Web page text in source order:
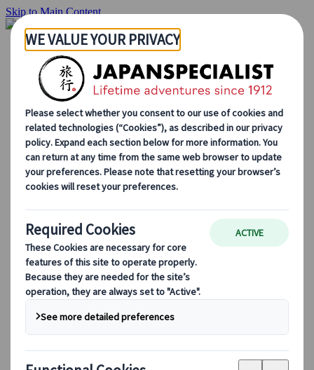
Skip to Main Content
Startside
Rejser
Individuelle rejser
Grupperejser
Kør-selv ferie
Udflugter
Skræddersyede grupperejser
Japan Rail Pass
Sådan arbejder vi
Om os
Vores team
Bliv en del af vores team
Sæsonbestemte rejsetips
Hovedattraktioner
Kulturelle indsigter
Kulinariske oplevelser
Opdag Japan i tog
Ofte stillede spørgsmål
Vigtige oplysninger
Etikette i Japan
Bilkørsel i Japan
Booking hos os
Japan Rail Pass
Indkvartering
Online rejserådgivning